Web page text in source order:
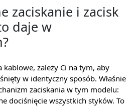
zaciskanie i zacisk
daje w
kablowe, zależy Ci na tym, aby
w identyczny sposób. Właśnie
zaciskania w tym modelu:
dociśnięcie wszystkich styków. To